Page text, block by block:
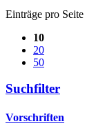
Einträge pro Seite
10
20
50
Suchfilter
Vorschriften